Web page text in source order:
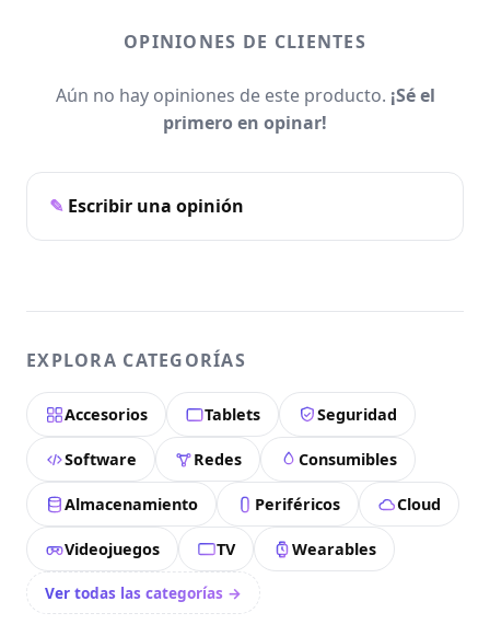
OPINIONES DE CLIENTES
Aún no hay opiniones de este producto. ¡Sé el
primero en opinar!
Escribir una opinión
EXPLORA CATEGORÍAS
Accesorios Tablets Seguridad
Software Redes Consumibles
Almacenamiento Periféricos Cloud
Videojuegos TV Wearables
Ver todas las categorías →